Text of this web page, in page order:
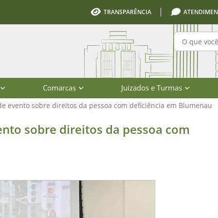
TRANSPARÊNCIA
Comarcas Juizados e Turmas
evento sobre direitos da pessoa com deficiência em Blumenau
direitos da pessoa com
sobre direitos da pessoa com